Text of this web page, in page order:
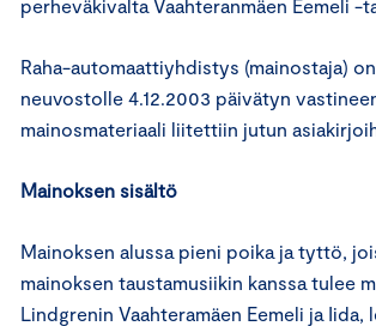
perheväkivalta Vaahteranmäen Eemeli -
Raha-automaattiyhdistys (mainostaja)
neuvostolle 4.12.2003 päivätyn
mainosmateriaali liitettiin jutun
Mainoksen sisältö
Mainoksen alussa pieni poika ja tyttö,
mainoksen taustamusiikin kanssa tulee
Lindgrenin Vaahteramäen Eemeli ja Iida,